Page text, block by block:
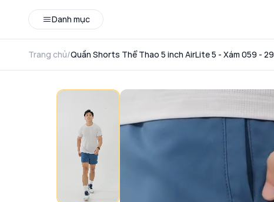
Danh mục
Trang chủ/Quần Shorts Thể Thao 5 inch AirLite 5 - Xám 059 - 29